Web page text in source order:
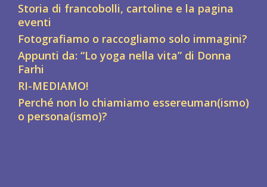
Storia di francobolli, cartoline e la pagina
eventi
Fotografiamo o raccogliamo solo immagini?
Appunti da: “Lo yoga nella vita” di Donna
Farhi
RI-MEDIAMO!
Perché non lo chiamiamo essereuman(ismo)
o persona(ismo)?